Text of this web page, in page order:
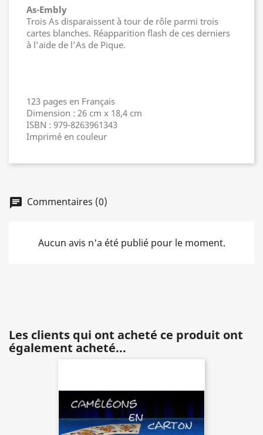
As-Embly
Trois As disparaissent à tour de rôle parmi trois
cartes blanches. Réapparition flash de ces derniers
à l’aide de l’As de Pique.
123 pages en Français
Dimension : 26 cm x 18,4 cm
ISBN : 979-8263961343
Imprimé en couleur
chat Commentaires (0)
Aucun avis n'a été publié pour le moment.
Les clients qui ont acheté ce produit ont
également acheté...